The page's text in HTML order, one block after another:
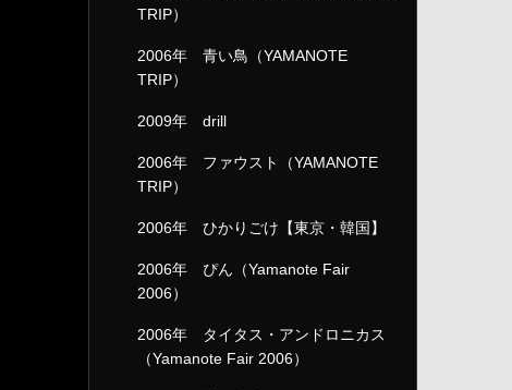
TRIP）
2006年 青い鳥（YAMANOTE
TRIP）
2009年 drill
2006年 ファウスト（YAMANOTE
TRIP）
2006年 ひかりごけ【東京・韓国】
2006年 ぴん（Yamanote Fair
2006）
2006年 タイタス・アンドロニカス
（Yamanote Fair 2006）